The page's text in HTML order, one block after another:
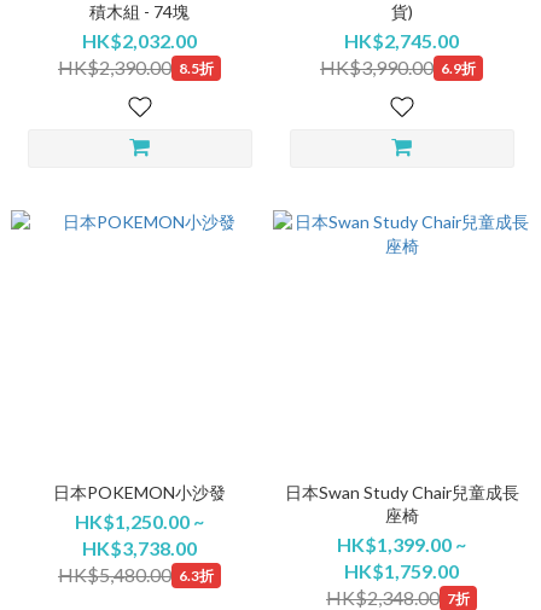
積木組 - 74塊
HK$2,032.00
HK$2,390.00 8.5折
貨)
HK$2,745.00
HK$3,990.00 6.9折
日本POKEMON小沙發
HK$1,250.00 ~
HK$3,738.00
HK$5,480.00 6.3折
日本Swan Study Chair兒童成長
座椅
HK$1,399.00 ~
HK$1,759.00
HK$2,348.00 7折